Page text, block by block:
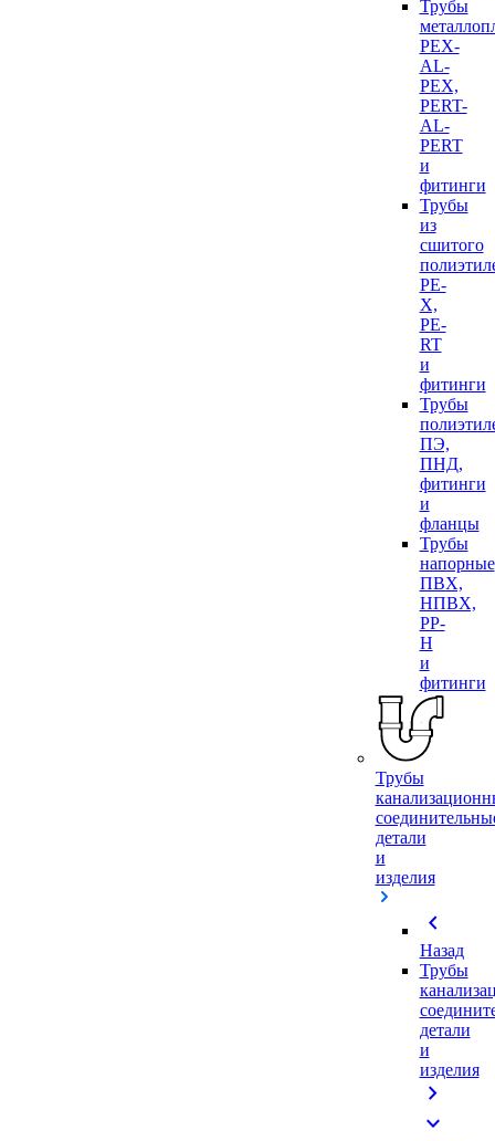
Трубы
PEX-
AL-
PEX,
PERT-
AL-
PERT
и
фитинги
Трубы
из
сшитого
PE-
X,
PE-
RT
и
фитинги
Трубы
ПЭ,
ПНД,
фитинги
и
фланцы
Трубы
напорные
ПВХ,
НПВХ,
PP-
H
и
фитинги
Трубы
детали
и
изделия
chevron_left
Назад
Трубы
детали
и
изделия
chevron_right
expand_more